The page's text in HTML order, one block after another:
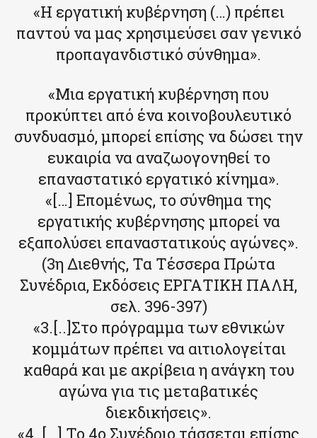
«Η εργατική κυβέρνηση (…) πρέπει
παντού να μας χρησιμεύσει σαν γενικό
προπαγανδιστικό σύνθημα».
«Μια εργατική κυβέρνηση που
προκύπτει από ένα κοινοβουλευτικό
συνδυασμό, μπορεί επίσης να δώσει την
ευκαιρία να αναζωογονηθεί το
επαναστατικό εργατικό κίνημα».
«[…] Επομένως, το σύνθημα της
εργατικής κυβέρνησης μπορεί να
εξαπολύσει επαναστατικούς αγώνες».
(3η Διεθνής, Τα Τέσσερα Πρώτα
Συνέδρια, Εκδόσεις ΕΡΓΑΤΙΚΗ ΠΑΛΗ,
σελ. 396-397)
«3.[..]Στο πρόγραμμα των εθνικών
κομμάτων πρέπει να αιτιολογείται
καθαρά και με ακρίβεια η ανάγκη του
αγώνα για τις μεταβατικές
διεκδικήσεις».
«4. […] Το 4ο Συνέδριο τάσσεται επίσης